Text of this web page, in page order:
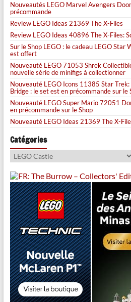
Nouveautés LEGO Marvel Avengers
précommande
Review LEGO Ideas 21369 The X-Files
Review LEGO Ideas 40896 The X-Files:
Sur le Shop LEGO : le cadeau LEGO
est offert
Nouveauté LEGO 71053 Shrek
nouvelle série de minifigs à collectionner
Nouveauté LEGO Icons 11385 Star
Bridge : le set est en précommande sur le
Nouveauté LEGO Super Mario 72051
en précommande sur le Shop
Nouveauté LEGO Ideas 21369 The X-
Catégories
Catégories